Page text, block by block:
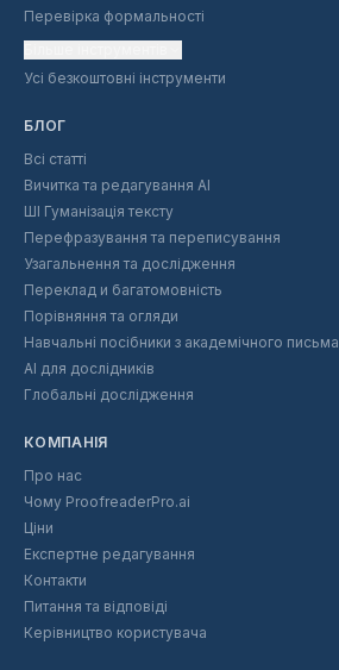
Перевірка формальності
Усі безкоштовні інструменти
БЛОГ
Всі статті
Вичитка та редагування AI
ШІ Гуманізація тексту
Перефразування та переписування
Узагальнення та дослідження
Переклад и багатомовність
Порівняння та огляди
Навчальні посібники з академічного письма
AI для дослідників
Глобальні дослідження
КОМПАНІЯ
Про нас
Чому ProofreaderPro.ai
Ціни
Експертне редагування
Контакти
Питання та відповіді
Керівництво користувача